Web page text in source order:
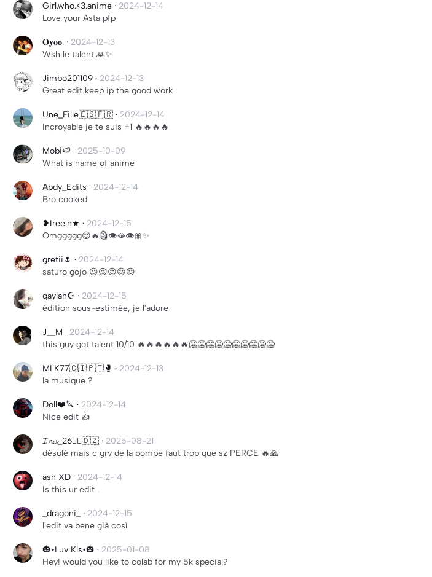
Girl.who.<3.anime · 2024-12-14
Love your Asta pfp
𝐎𝐲𝐨𝐨. · 2024-12-13
Wsh le talent 🙏✨
Jimbo201109 · 2024-12-13
Great edit keep ip the good work
Une_Fille🇪🇸🇫🇷 · 2024-12-14
Incroyable je te suis +1 🔥🔥🔥🔥
Mobi🍉 · 2025-10-09
What is name of anime
Abdy_Edits · 2024-12-14
Bro cooked
❥Iree.n★ · 2024-12-15
Omggggg😍🔥🗿👁️🫦👁️🎀✨
gretii🌷 · 2024-12-14
saturo gojo 😍😍😍😍😍
qaylah☪️ · 2024-12-15
édition sous-estimée, je l'adore
J__M · 2024-12-14
this guy got talent 10/10 🔥🔥🔥🔥🔥🔥🥶🥶🥶🥶🥶🥶🥶🥶🥶🥶
MLK77🇨🇮🇵🇹🥊 · 2024-12-13
la musique ?
Doll❤️🔪 · 2024-12-14
Nice edit 👍
𝓘𝓷.𝓼_26🧞‍♀️🇩🇿 · 2025-08-21
désolé mais c grv de la bombe faut trop que sz PERCE 🔥🙏
ash XD · 2024-12-14
Is this ur edit .
_dragoni_ · 2024-12-15
l'edit va bene già così
🎃•Luv Kls•🎃 · 2025-01-08
Hey! would you like to colab for my 5k special?